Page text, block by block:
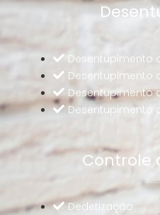
Desentupimento
Desentupimento
Desentupimento
Desentupimento
Controle
Dedetização